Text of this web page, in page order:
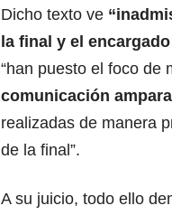
Dicho texto ve
la final y el
“han puesto el foco de
comunicación
realizadas de manera
de la final”.
A su juicio, todo ello